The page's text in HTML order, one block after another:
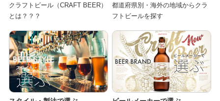
クラフトビール（CRAFT BEER）
とは？？？
都道府県別・海外の地域からクラ
フトビールを探す